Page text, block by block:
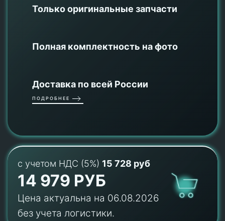
Только оригинальные запчасти
Полная комплектность на фото
Доставка по всей России
ПОДРОБНЕЕ
с учетом НДС (5%) 15 728 руб
14 979 РУБ
Цена актуальна на 06.08.2026
без учета логистики.